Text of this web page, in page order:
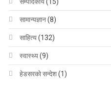
सामान्यज्ञान(8)
साहित्य(132)
स्वास्थ्य(9)
हेडसरकाे सन्देश(1)